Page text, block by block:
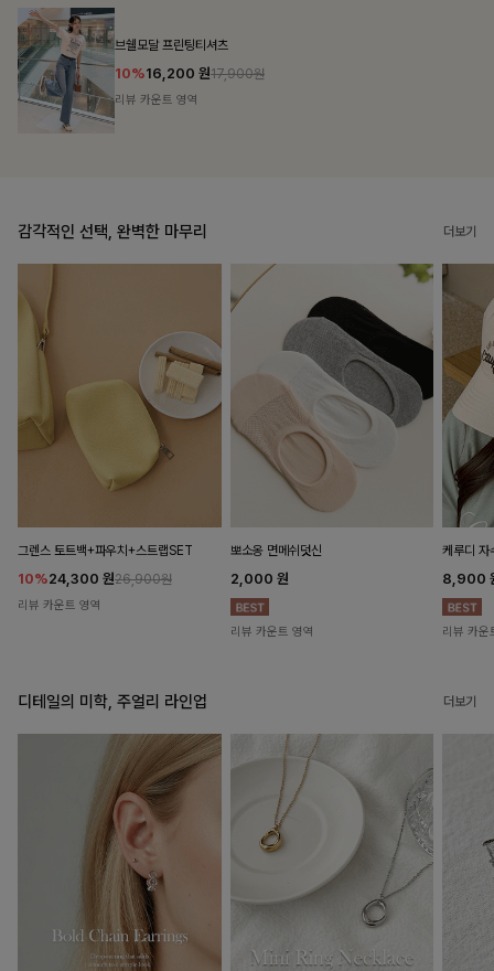
감각적인 선택, 완벽한 마무리 더보기
그렌스 토트백+파우치+스트랩SET
10%24,300 원26,900원
리뷰 카운트 영역
뽀소옹 면메쉬덧신
2,000 원
리뷰 카운트 영역
케루디 자
8,900
리뷰 카운
디테일의 미학, 주얼리 라인업 더보기